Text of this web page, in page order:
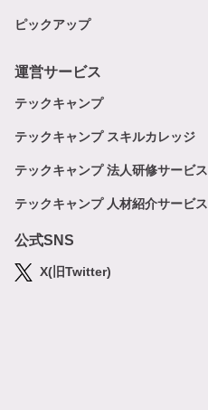
ピックアップ
運営サービス
テックキャンプ
テックキャンプ スキルカレッジ
テックキャンプ 法人研修サービス
テックキャンプ 人材紹介サービス
公式SNS
X(旧Twitter)